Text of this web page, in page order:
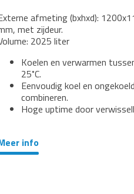
afmeting (bxhxd):
met zijdeur.
2025 liter
Koelen en verwarmen
25˚C.
Eenvoudig koel en
combineren.
Hoge uptime door
info